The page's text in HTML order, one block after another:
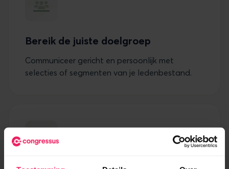
Bereik de juiste doelgroep
Communiceer gericht en persoonlijk met
selecties of segmenten van je ledenbestand.